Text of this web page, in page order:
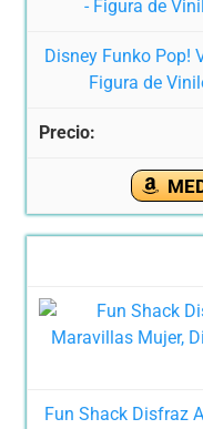
Disney Funko Pop!
Figura de
Fun Shack Disfraz